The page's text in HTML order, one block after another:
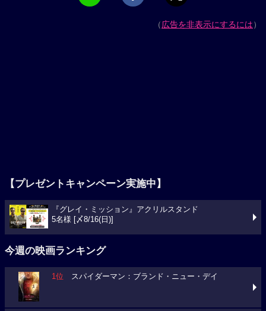
（広告を非表示にするには）
【プレゼントキャンペーン実施中】
『グレイ・ミッション』アクリルスタンド
5名様 [〆8/16(日)]
今週の映画ランキング
1位 スパイダーマン：ブランド・ニュー・デイ